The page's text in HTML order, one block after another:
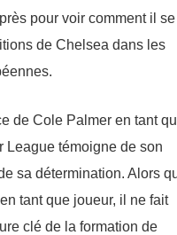
pour voir comment il se
de Chelsea dans les
de Cole Palmer en tant
League témoigne de son
sa détermination. Alors
tant que joueur, il ne fait
clé de la formation de